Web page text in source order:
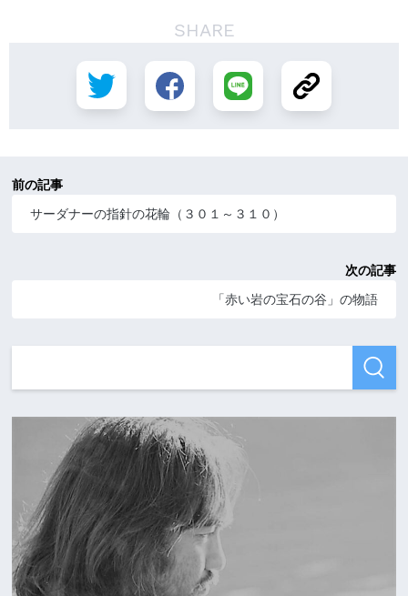
SHARE
前の記事
サーダナーの指針の花輪（３０１～３１０）
次の記事
「赤い岩の宝石の谷」の物語